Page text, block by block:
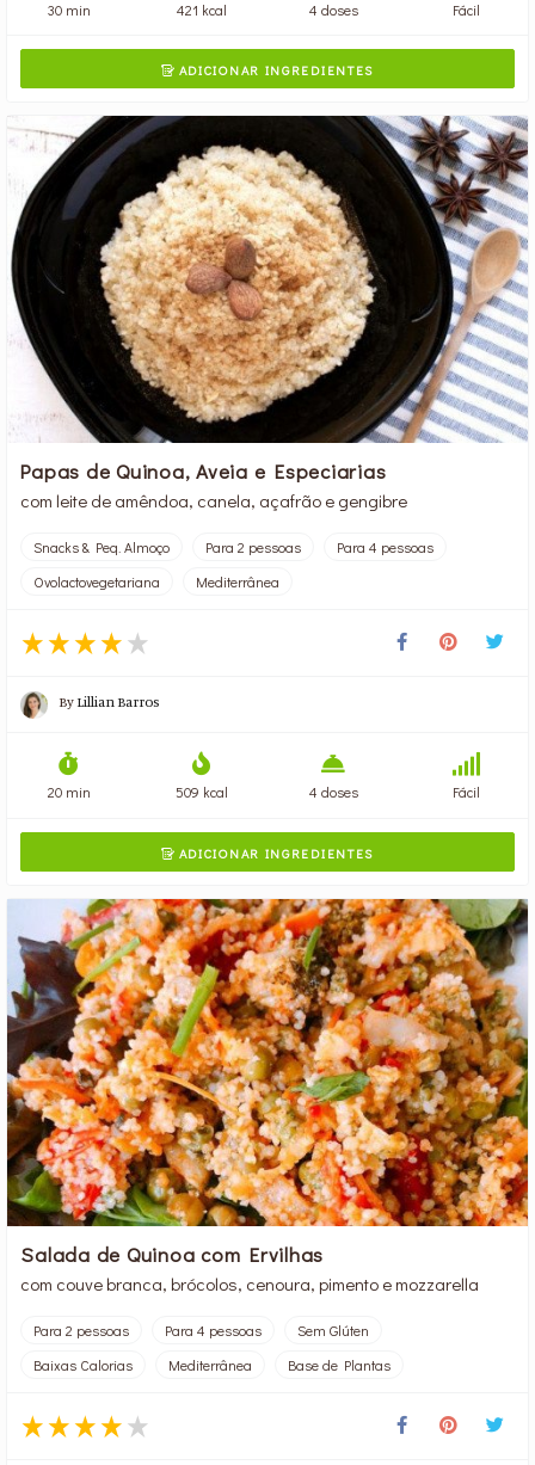
30 min 421 kcal 4 doses Fácil
ADICIONAR INGREDIENTES
Papas de Quinoa, Aveia e Especiarias
com leite de amêndoa, canela, açafrão e gengibre
Snacks & Peq. Almoço Para 2 pessoas
Para 4 pessoas
Ovolactovegetariana
Mediterrânea
By Lillian Barros
20 min 509 kcal 4 doses Fácil
ADICIONAR INGREDIENTES
Salada de Quinoa com Ervilhas
com couve branca, brócolos, cenoura, pimento e mozzarella
Para 2 pessoas Para 4 pessoas
Sem Glúten
Baixas Calorias
Mediterrânea Base de Plantas